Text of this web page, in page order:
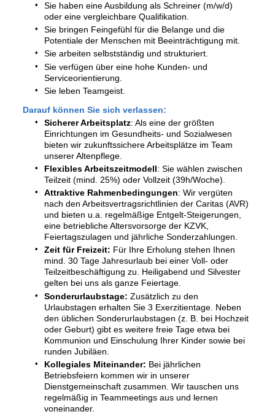
Sie haben eine Ausbildung als Schreiner (m/w/d)
oder eine vergleichbare Qualifikation.
Sie bringen Feingefühl für die Belange und die
Potentiale der Menschen mit Beeinträchtigung mit.
Sie arbeiten selbstständig und strukturiert.
Sie verfügen über eine hohe Kunden- und
Serviceorientierung.
Sie leben Teamgeist.
Darauf können Sie sich verlassen:
Sicherer Arbeitsplatz: Als eine der größten
Einrichtungen im Gesundheits- und Sozialwesen
bieten wir zukunftssichere Arbeitsplätze im Team
unserer Altenpflege.
Flexibles Arbeitszeitmodell: Sie wählen zwischen
Teilzeit (mind. 25%) oder Vollzeit (39h/Woche).
Attraktive Rahmenbedingungen: Wir vergüten
nach den Arbeitsvertragsrichtlinien der Caritas (AVR)
und bieten u.a. regelmäßige Entgelt-Steigerungen,
eine betriebliche Altersvorsorge der KZVK,
Feiertagszulagen und jährliche Sonderzahlungen.
Zeit für Freizeit: Für Ihre Erholung stehen Ihnen
mind. 30 Tage Jahresurlaub bei einer Voll- oder
Teilzeitbeschäftigung zu. Heiligabend und Silvester
gelten bei uns als ganze Feiertage.
Sonderurlaubstage: Zusätzlich zu den
Urlaubstagen erhalten Sie 3 Exerzitientage. Neben
den üblichen Sonderurlaubstagen (z. B. bei Hochzeit
oder Geburt) gibt es weitere freie Tage etwa bei
Kommunion und Einschulung Ihrer Kinder sowie bei
runden Jubiläen.
Kollegiales Miteinander: Bei jährlichen
Betriebsfeiern kommen wir in unserer
Dienstgemeinschaft zusammen. Wir tauschen uns
regelmäßig in Teammeetings aus und lernen
voneinander.